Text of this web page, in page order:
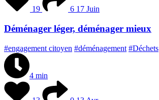
19 6 17 Juin
Déménager léger, déménager mieux
#engagement citoyen #déménagement #Déchets
4 min